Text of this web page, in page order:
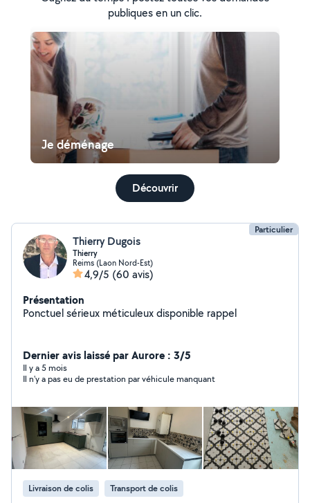
publiques en un clic.
Je déménage
Découvrir
Particulier
Thierry Dugois
Thierry
Reims (Laon Nord-Est)
4,9/5 (60 avis)
Présentation
Ponctuel sérieux méticuleux disponible rappel
Dernier avis laissé par Aurore : 3/5
Il y a 5 mois
Il n'y a pas eu de prestation par véhicule manquant
Livraison de colis Transport de colis